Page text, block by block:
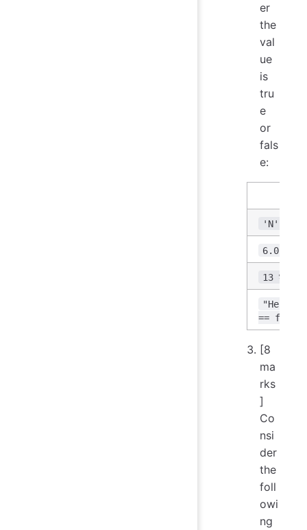
er
the
val
ue
is
tru
e
or
fals
e:
'N' >
6.0 /
13 %
== false
[8
ma
rks
]
Co
nsi
der
the
foll
owi
ng